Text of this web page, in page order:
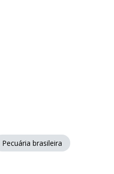
Pecuária brasileira